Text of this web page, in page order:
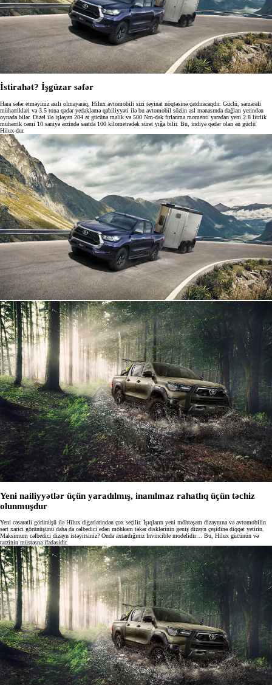
İstirahət? İşgüzar səfər
Hara səfər etməyiniz asılı olmayaraq, Hilux avtomobili sizi təyinat nöqtəsinə çatdıracaqdır. Güclü, səmərəli
mühərrikləri və 3.5 tona qədər yedəkləmə qabiliyyəti ilə bu avtomobil sözün əsl mənasında dağları yerindən
oynada bilər. Dizel ilə işləyən 204 at gücünə malik və 500 Nm-dək fırlanma momenti yaradan yeni 2.8 litrlik
mühərrik cəmi 10 saniyə ərzində saatda 100 kilometrədək sürət yığa bilir. Bu, indiyə qədər olan ən güclü
Hilux-dur.
Yeni nailiyyətlər üçün yaradılmış, inanılmaz rahatlıq üçün təchiz
olunmuşdur
Yeni cəsarətli görünüşü ilə Hilux digərlərindən çox seçilir. İşıqların yeni möhtəşəm dizaynına və avtomobilin
sərt xarici görünüşünü daha da cəlbedici edən möhkəm təkər disklərinin geniş dizayn çeşidinə diqqət yetirin.
Maksimum cəlbedici dizayn istəyirsiniz? Onda axtardığınız Invincible modelidir… Bu, Hilux gücünün və
tərzinin müstəsna ifadəsidir.